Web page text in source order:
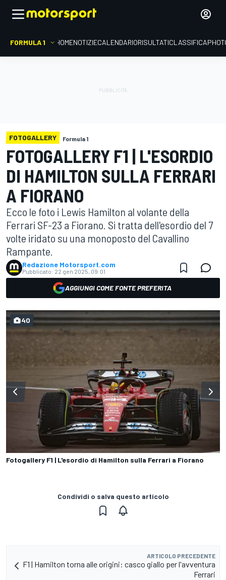
FORMULA 1 HOMENOTIZIECALENDARIORISULTATICLASSIFICA
FOTOGALLERY Formula 1
FOTOGALLERY F1 | L'ESORDIO
DI HAMILTON SULLA FERRARI
A FIORANO
Ecco le foto i Lewis Hamilton al volante della
Ferrari SF-23 a Fiorano. Si tratta dell'esordio del 7
volte iridato su una monoposto del Cavallino
Rampante.
Redazione Motorsport.com
Pubblicato: 22 gen 2025, 09:01
AGGIUNGI COME FONTE PREFERITA
Fotogallery F1 | L'esordio di Hamilton sulla Ferrari a Fiorano
40
Condividi o salva questo articolo
ARTICOLO PRECEDENTE
F1 | Hamilton torna alle origini: casco giallo per l'avventura
Ferrari